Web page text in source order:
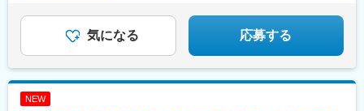
駅、信濃国分寺駅、北上尾駅、新座駅、道場南口駅、上野毛駅、
西尾駅、土山駅、摂津駅、前橋大島駅、淵野辺駅、草加駅、南草
す。※上記いずれもみなし残業代の時間分を超える時間外労働分は
追加支給します。★新制度「チーム賞与」開始！ あなたの店舗
でのご活躍の評価に準じて支給します！通常賞与年4回に＋チーム
賞与年2回で計6回！※詳細は面接でご案内可
気になる 応募する
NEW